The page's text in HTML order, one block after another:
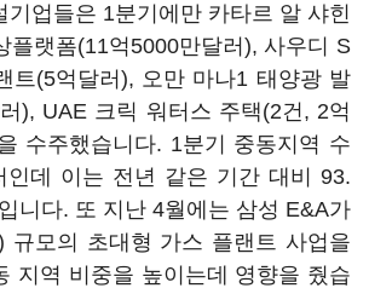
기업들은 1분기에만 카타르 알 샤힌
플랫폼(11억5000만달러), 사우디 S
트(5억달러), 오만 마나1 태양광 발
), UAE 크릭 워터스 주택(2건, 2억
수주했습니다. 1분기 중동지역 수
인데 이는 전년 같은 기간 대비 93.
니다. 또 지난 4월에는 삼성 E&A가
규모의 초대형 가스 플랜트 사업을
지역 비중을 높이는데 영향을 줬습